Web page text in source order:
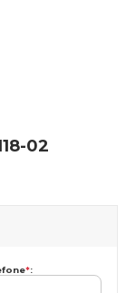
02
*: